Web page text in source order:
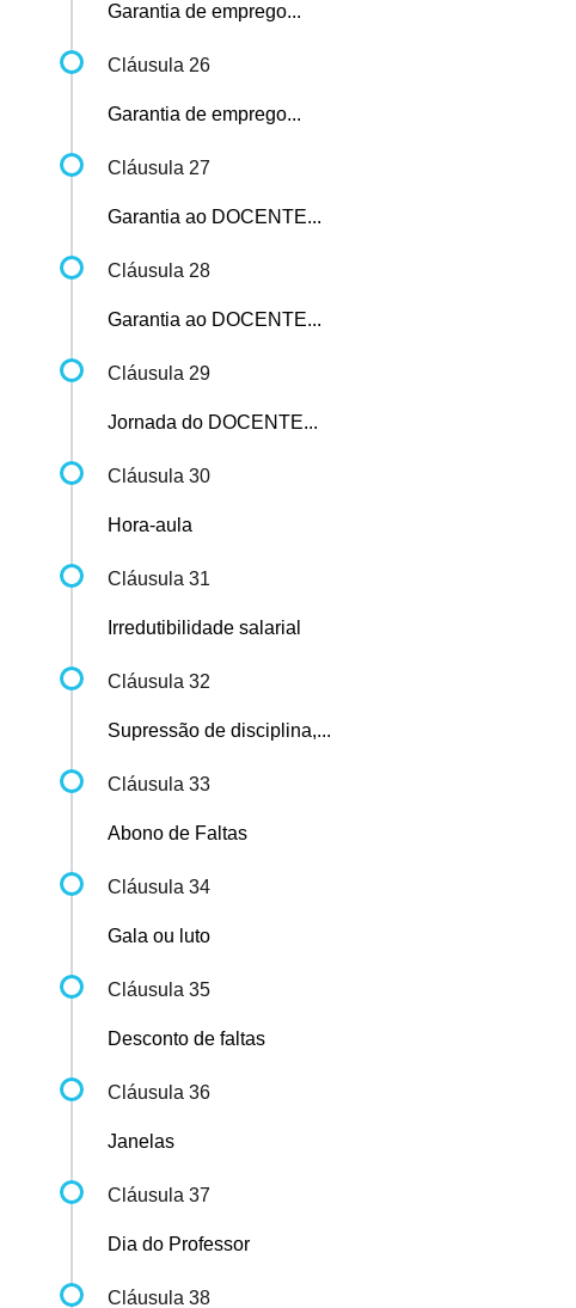
Garantia de emprego...
Cláusula 26
Garantia de emprego...
Cláusula 27
Garantia ao DOCENTE...
Cláusula 28
Garantia ao DOCENTE...
Cláusula 29
Jornada do DOCENTE...
Cláusula 30
Hora-aula
Cláusula 31
Irredutibilidade salarial
Cláusula 32
Supressão de disciplina,...
Cláusula 33
Abono de Faltas
Cláusula 34
Gala ou luto
Cláusula 35
Desconto de faltas
Cláusula 36
Janelas
Cláusula 37
Dia do Professor
Cláusula 38